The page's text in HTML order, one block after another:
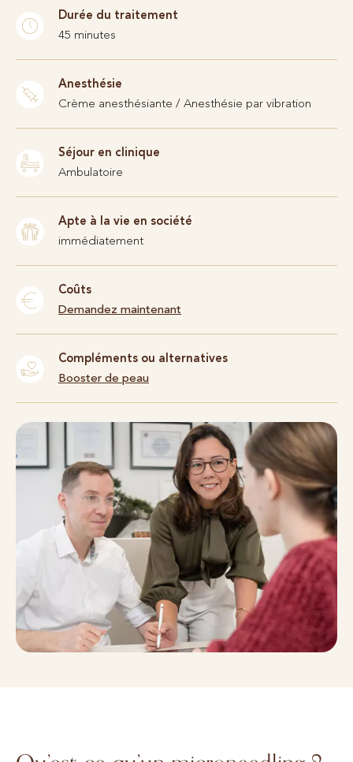
Durée du traitement
45 minutes
Anesthésie
Crème anesthésiante / Anesthésie par vibration
Séjour en clinique
Ambulatoire
Apte à la vie en société
immédiatement
Coûts
Demandez maintenant
Compléments ou alternatives
Booster de peau